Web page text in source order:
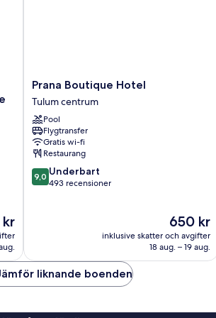
Prana
Boutique
Hotel
Tulum
centrum
Prana Boutique Hotel
Tulum centrum
Pool
Flygtransfer
Gratis wi-fi
Restaurang
9.0
av
9,0 Underbart
493 recensioner
Priset
är
650 kr
650 kr
inklusive skatter och avgifter
18 aug. – 19 aug.
liknande boenden